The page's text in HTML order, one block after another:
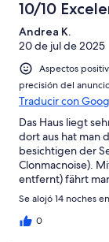
10/10
Andrea K.
20 de jul de 2025
Aspectos
precisión del
Traducir con
Das Haus liegt
dort aus hat man
besichtigen der
Clonmacnoise).
entfernt) fährt
größeren Städte
Cottage bietet
Se alojó 14 noches
0